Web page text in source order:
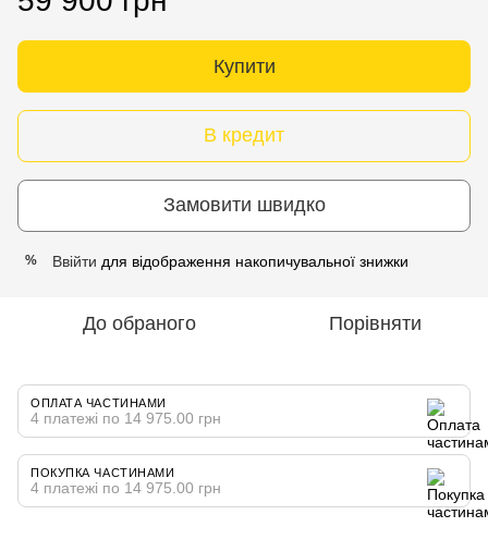
Купити
В кредит
Замовити швидко
% Ввійти для відображення накопичувальної знижки
До обраного Порівняти
ОПЛАТА ЧАСТИНАМИ
4 платежі по 14 975.00 грн
ПОКУПКА ЧАСТИНАМИ
4 платежі по 14 975.00 грн